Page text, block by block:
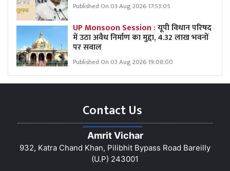
Published On 03 Aug 2026 17:53:05
UP Monsoon Session :यूपी विधान परिषद
में उठा अवैध निर्माण का मुद्दा, 4.32 लाख भवनों
पर सवाल
Published On 03 Aug 2026 19:08:00
Contact Us
Amrit Vichar
932, Katra Chand Khan, Pilibhit Bypass Road Bareilly
(U.P) 243001